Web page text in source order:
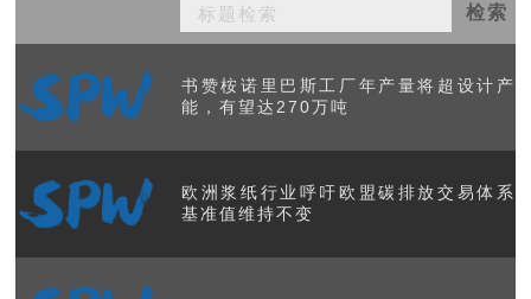
检索
书赞桉诺里巴斯工厂年产量将超设计产
能，有望达270万吨
欧洲浆纸行业呼吁欧盟碳排放交易体系
基准值维持不变